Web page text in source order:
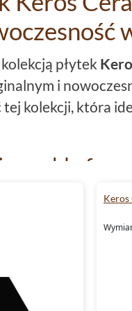
płytek
i
kolekcji, która
Keros Ceramika
Keros